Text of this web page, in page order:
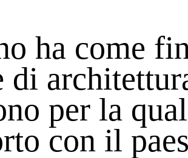
ha come
di
per la
con il